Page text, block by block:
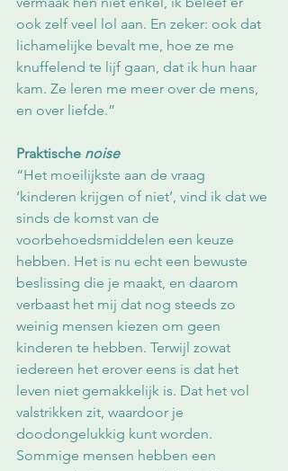
ook zelf veel lol aan. En zeker: ook dat
lichamelijke bevalt me, hoe ze me
knuffelend te lijf gaan, dat ik hun haar
kam. Ze leren me meer over de mens,
en over liefde.”
Praktische noise
“Het moeilijkste aan de vraag
‘kinderen krijgen of niet’, vind ik dat we
sinds de komst van de
voorbehoedsmiddelen een keuze
hebben. Het is nu echt een bewuste
beslissing die je maakt, en daarom
verbaast het mij dat nog steeds zo
weinig mensen kiezen om geen
kinderen te hebben. Terwijl zowat
iedereen het erover eens is dat het
leven niet gemakkelijk is. Dat het vol
valstrikken zit, waardoor je
doodongelukkig kunt worden.
Sommige mensen hebben een